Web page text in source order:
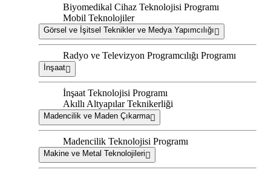
Biyomedikal Cihaz Teknolojisi Programı
Mobil Teknolojiler
Görsel ve İşitsel Teknikler ve Medya Yapımcılığı
Radyo ve Televizyon Programcılığı Programı
İnşaat
İnşaat Teknolojisi Programı
Akıllı Altyapılar Teknikerliği
Madencilik ve Maden Çıkarma
Madencilik Teknolojisi Programı
Makine ve Metal Teknolojileri